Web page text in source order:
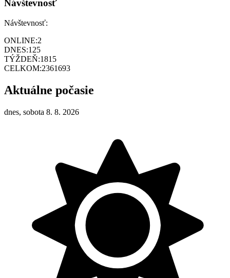
Návštevnosť
Návštevnosť:
ONLINE:2
DNES:125
TÝŽDEŇ:1815
CELKOM:2361693
Aktuálne počasie
dnes, sobota 8. 8. 2026